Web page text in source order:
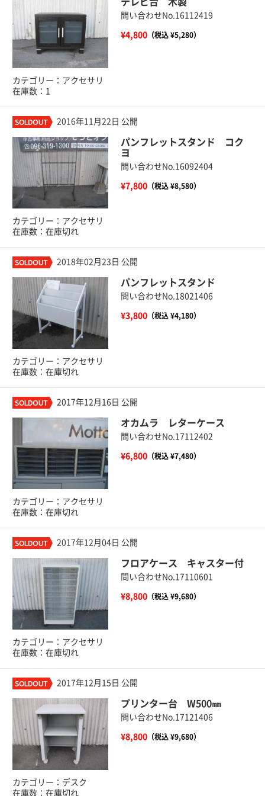
問い合わせNo.16112419
¥4,800（税込 ¥5,280）
カテゴリー：アクセサリ
在庫数：1
2016年11月22日 公開
パンフレットスタンド コク
ヨ
問い合わせNo.16092404
¥7,800（税込 ¥8,580）
カテゴリー：アクセサリ
在庫数：在庫切れ
2018年02月23日 公開
パンフレットスタンド
問い合わせNo.18021406
¥3,800（税込 ¥4,180）
カテゴリー：アクセサリ
在庫数：在庫切れ
2017年12月16日 公開
オカムラ レターケース
問い合わせNo.17112402
¥6,800（税込 ¥7,480）
カテゴリー：アクセサリ
在庫数：在庫切れ
2017年12月04日 公開
フロアケース キャスター付
問い合わせNo.17110601
¥8,800（税込 ¥9,680）
カテゴリー：アクセサリ
在庫数：在庫切れ
2017年12月15日 公開
プリンター台 W500㎜
問い合わせNo.17121406
¥8,800（税込 ¥9,680）
カテゴリー：デスク
在庫数：在庫切れ